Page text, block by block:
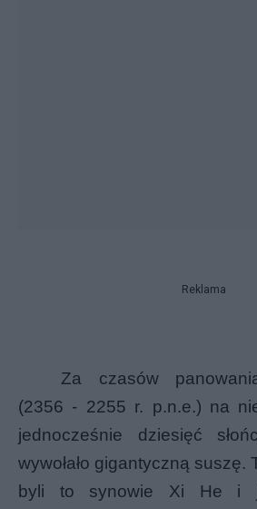
Reklama
Za czasów
(2356 - 2255 r. p.n.e.) na
jednocześnie dziesięć
wywołało gigantyczną suszę.
byli to synowie Xi He i